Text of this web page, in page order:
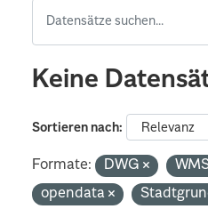
Keine
Sortieren nach
Formate: DWG
opendata